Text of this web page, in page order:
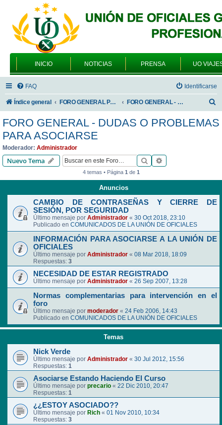
INICIO NOTICIAS PRENSA UO
FAQ Identificarse
Índice general FORO GENERAL PARA TODOS LOS USUARIOS FORO GENERAL - DUDAS O PROBLEMAS PARA ASOCIARSE
s
FORO GENERAL - DUDAS O PROBLEMAS
PARA ASOCIARSE
Moderador: Administrador
Nuevo Tema Buscar
4 temas • Página 1de 1
Anuncios
CAMBIO DE CONTRASEÑAS Y CIERRE DE
SESIÓN, POR SEGURIDAD
Último mensaje por Administrador « 30 Oct 2018, 23:10
Publicado en COMUNICADOS DE LA UNIÓN DE OFICIALES
INFORMACIÓN PARA ASOCIARSE A LA UNIÓN DE
OFICIALES
Último mensaje por Administrador « 08 Mar 2018, 18:09
Respuestas: 3
NECESIDAD DE ESTAR REGISTRADO
Último mensaje por Administrador « 26 Sep 2007, 13:28
Normas complementarias para intervención en el
foro
Último mensaje por moderador « 24 Feb 2006, 14:43
Publicado en COMUNICADOS DE LA UNIÓN DE OFICIALES
Temas
Nick Verde
Último mensaje por Administrador « 30 Jul 2012, 15:56
Respuestas: 1
Asociarse Estando Haciendo El Curso
Último mensaje por precario « 22 Dic 2010, 20:47
Respuestas: 1
¿¿ESTOY ASOCIADO??
Último mensaje por Rich « 01 Nov 2010, 10:34
Respuestas: 3